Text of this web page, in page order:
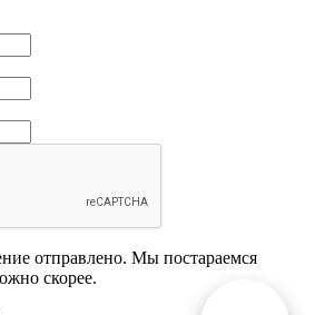
отправлено. Мы постараемся
скорее.